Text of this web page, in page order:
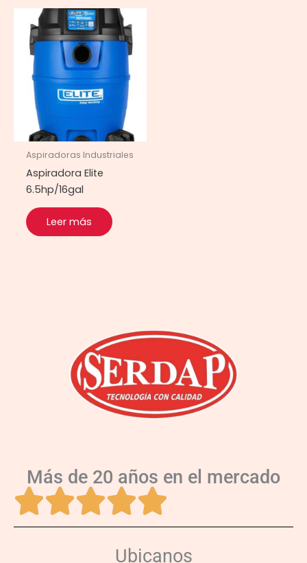
Aspiradoras Industriales
Aspiradora Elite
6.5hp/16gal
Leer más
Más de 20 años en el mercado
Ubicanos